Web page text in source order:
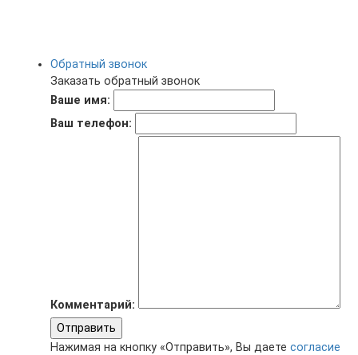
Обратный звонок
Заказать обратный звонок
Ваше имя:
Ваш телефон:
Комментарий:
Отправить
Нажимая на кнопку «Отправить», Вы даете согласие